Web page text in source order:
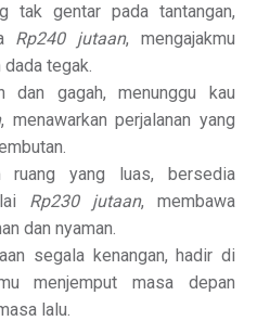
tak gentar pada tantangan,
Rp240 jutaan, mengajakmu
tegak.
gagah, menunggu kau
, menawarkan perjalanan yang
ruang yang luas, bersedia
Rp230 jutaan, membawa
dan nyaman.
segala kenangan, hadir di
menjemput masa depan
lalu.